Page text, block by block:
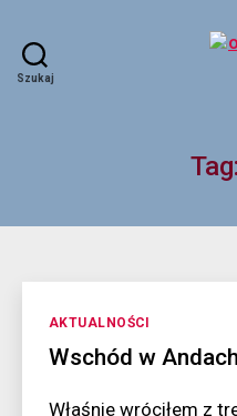
Szukaj
Tag:
Kategorie
AKTUALNOŚCI
Wschód w Andach
Właśnie wróciłem z